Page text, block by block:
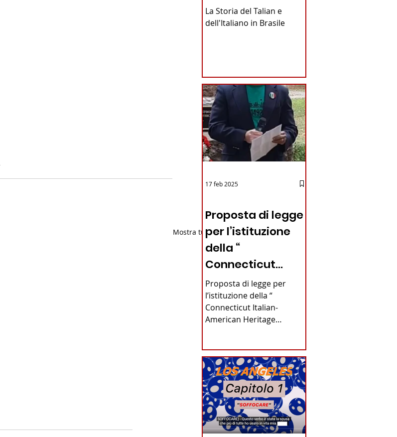
Mostra tutti
La Storia del Talian e
dell'Italiano in Brasile
Proposta di legge
per l’istituzione
della “
Connecticut
Italian-American
Heritage
Commission”
Connecticut
Proposta di legge per
l’istituzione della “
Connecticut Italian-
American Heritage
Alfonso...
17 feb 2025